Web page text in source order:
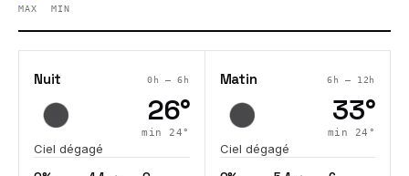
MAX MIN
Nuit 0h – 6h
26°
min24°
Ciel dégagé
Matin 6h – 12h
33°
min 24 °
Ciel dégagé